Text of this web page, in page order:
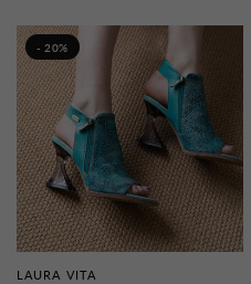
- 20%
APERÇU RAPIDE
LAURA VITA